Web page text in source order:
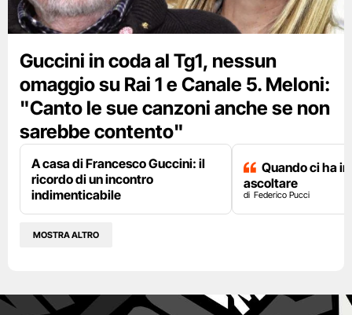
Guccini in coda al Tg1, nessun
omaggio su Rai 1 e Canale 5. Meloni:
"Canto le sue canzoni anche se non
sarebbe contento"
A casa di Francesco Guccini: il
ricordo di un incontro
indimenticabile
Quando ci ha
ascoltare
Federico Pucci
MOSTRA ALTRO